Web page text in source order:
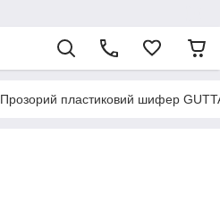
Прозорий пластиковий шифер